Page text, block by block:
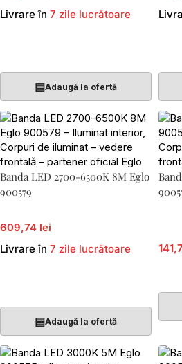
Livrare în 7 zile lucrătoare
▤Adaugă la ofertă
Banda LED 2700-6500K 8M Eglo
900579
609,74 lei
Livrare în 7 zile lucrătoare
▤Adaugă la ofertă